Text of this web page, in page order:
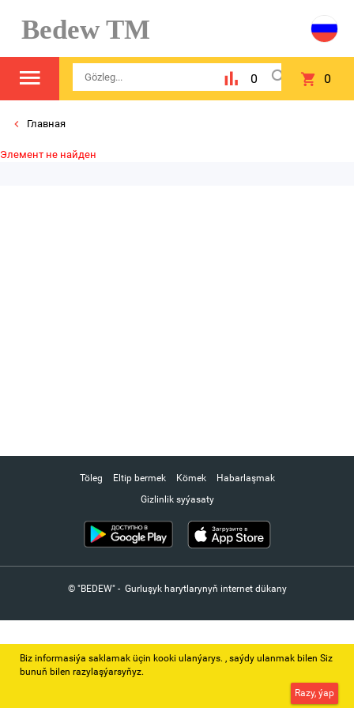
Bedew TM
0 0
Главная
Элемент не найден
Töleg Eltip bermek Kömek
Habarlaşmak
Gizlinlik syýasaty
© "BEDEW" - Gurluşyk harytlarynyň internet dükany
Biz informasiýa saklamak üçin kooki ulanýarys. ‚ saýdy ulanmak bilen Siz
bunuň bilen razylaşýarsyňyz.
Razy, ýap